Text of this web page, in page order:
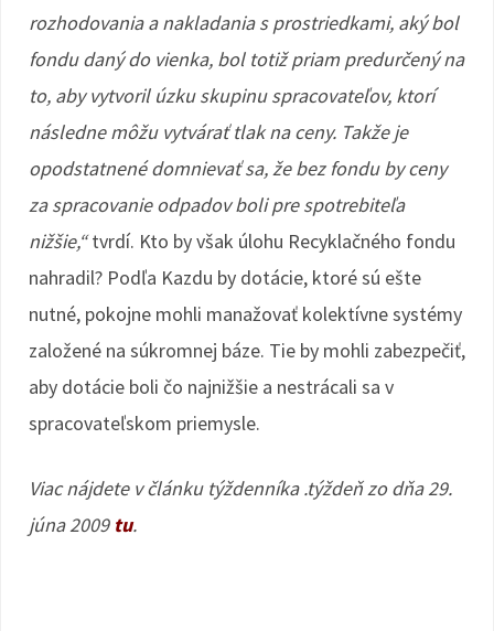
rozhodovania a nakladania s prostriedkami, aký bol
fondu daný do vienka, bol totiž priam predurčený na
to, aby vytvoril úzku skupinu spracovateľov, ktorí
následne môžu vytvárať tlak na ceny. Takže je
opodstatnené domnievať sa, že bez fondu by ceny
za spracovanie odpadov boli pre spotrebiteľa
nižšie,“tvrdí. Kto by však úlohu Recyklačného fondu
nahradil? Podľa Kazdu by dotácie, ktoré sú ešte
nutné, pokojne mohli manažovať kolektívne systémy
založené na súkromnej báze. Tie by mohli zabezpečiť,
aby dotácie boli čo najnižšie a nestrácali sa v
spracovateľskom priemysle.
Viac nájdete v článku týždenníka .týždeň zo dňa 29.
júna 2009 tu.